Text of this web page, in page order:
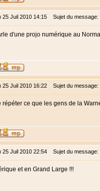
25 Juil 2010 14:15 Sujet du message:
d'une projo numérique au
25 Juil 2010 16:22 Sujet du message:
répéter ce que les gens de la
25 Juil 2010 22:54 Sujet du message:
et en Grand Large !!!